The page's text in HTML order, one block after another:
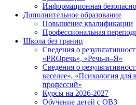
Информационная
Дополнительное образование
Повышение квалификации
Профессиональная
Школа без границ
Сведения о
«PROречь», «Речь-и–Я»
Сведения о
веселее», «Психология для
профессий»
Курсы на 2026-2027
Обучение детей с ОВЗ